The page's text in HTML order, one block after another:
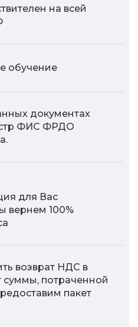
на всей
обучение
документах
ФИС ФРДО
для Вас
вернем 100%
возврат НДС в
суммы, потраченной
пакет